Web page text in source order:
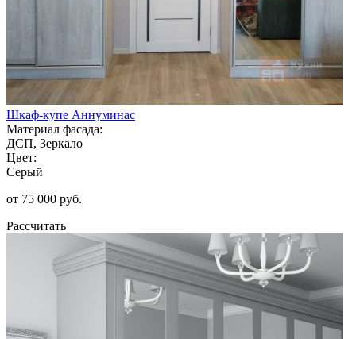
Шкаф-купе Аннуминас
Материал фасада:
ДСП, Зеркало
Цвет:
Серый
от 75 000 руб.
Рассчитать